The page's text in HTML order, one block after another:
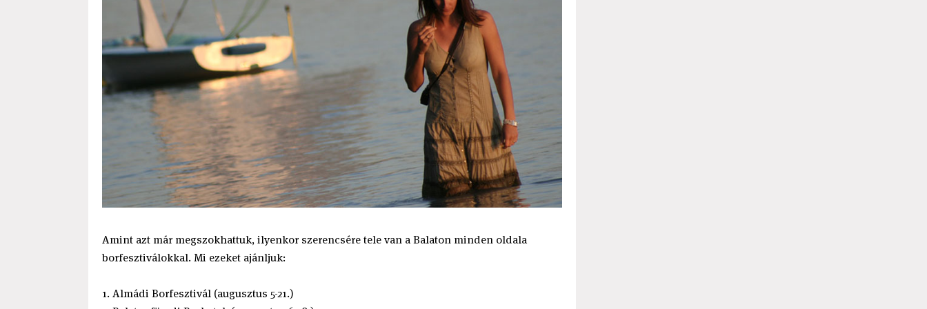
Amint azt már megszokhattuk, ilyenkor szerencsére tele van a Balaton minden oldala
borfesztiválokkal. Mi ezeket ajánljuk:
1. Almádi Borfesztivál (augusztus 5-21.)